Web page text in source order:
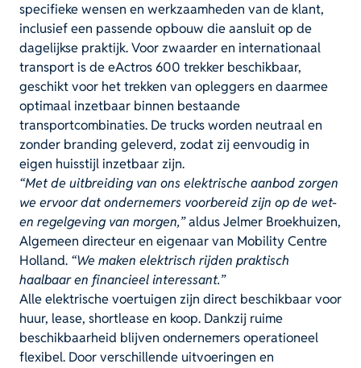
specifieke wensen en werkzaamheden van de klant,
inclusief een passende opbouw die aansluit op de
dagelijkse praktijk. Voor zwaarder en internationaal
transport is de eActros 600 trekker beschikbaar,
geschikt voor het trekken van opleggers en daarmee
optimaal inzetbaar binnen bestaande
transportcombinaties. De trucks worden neutraal en
zonder branding geleverd, zodat zij eenvoudig in
eigen huisstijl inzetbaar zijn.
“Met de uitbreiding van ons elektrische aanbod zorgen
we ervoor dat ondernemers voorbereid zijn op de wet-
en regelgeving van morgen,”aldus Jelmer Broekhuizen,
Algemeen directeur en eigenaar van Mobility Centre
Holland. “We maken elektrisch rijden praktisch
haalbaar en financieel interessant.”
Alle elektrische voertuigen zijn direct beschikbaar voor
huur, lease, shortlease en koop. Dankzij ruime
beschikbaarheid blijven ondernemers operationeel
flexibel. Door verschillende uitvoeringen en